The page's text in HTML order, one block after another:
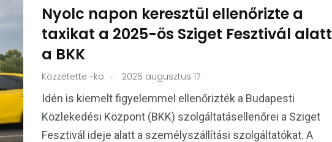
Nyolc napon keresztül ellenőrizte a
taxikat a 2025-ös Sziget Fesztivál alatt
a BKK
Közzétette -ko . 2025 augusztus 17
Idén is kiemelt figyelemmel ellenőrizték a Budapesti
Közlekedési Központ (BKK) szolgáltatásellenőrei a Sziget
Fesztivál ideje alatt a személyszállítási szolgáltatókat. A